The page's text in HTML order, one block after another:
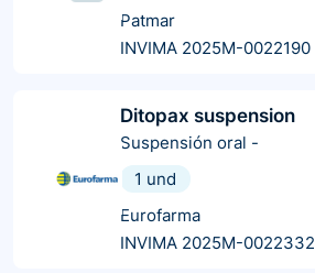
Patmar
INVIMA 2025M-0022190
Ditopax suspension
Suspensión oral -
1 und
Eurofarma
INVIMA 2025M-0022332